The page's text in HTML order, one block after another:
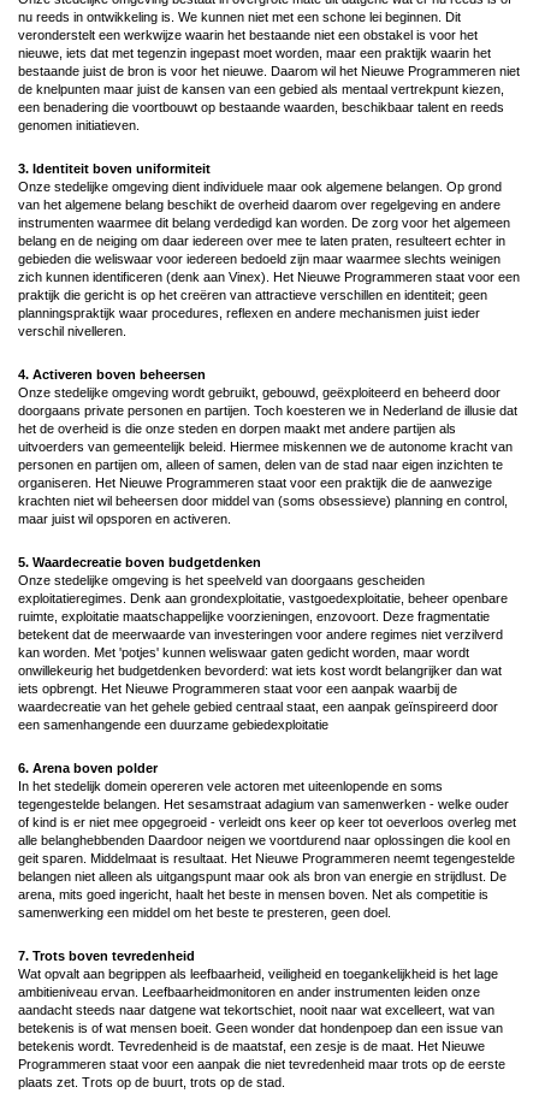
nu reeds in ontwikkeling is. We kunnen niet met een schone lei beginnen. Dit
veronderstelt een werkwijze waarin het bestaande niet een obstakel is voor het
nieuwe, iets dat met tegenzin ingepast moet worden, maar een praktijk waarin het
bestaande juist de bron is voor het nieuwe. Daarom wil het Nieuwe Programmeren niet
de knelpunten maar juist de kansen van een gebied als mentaal vertrekpunt kiezen,
een benadering die voortbouwt op bestaande waarden, beschikbaar talent en reeds
genomen initiatieven.
3. Identiteit boven uniformiteit
Onze stedelijke omgeving dient individuele maar ook algemene belangen. Op grond
van het algemene belang beschikt de overheid daarom over regelgeving en andere
instrumenten waarmee dit belang verdedigd kan worden. De zorg voor het algemeen
belang en de neiging om daar iedereen over mee te laten praten, resulteert echter in
gebieden die weliswaar voor iedereen bedoeld zijn maar waarmee slechts weinigen
zich kunnen identificeren (denk aan Vinex). Het Nieuwe Programmeren staat voor een
praktijk die gericht is op het creëren van attractieve verschillen en identiteit; geen
planningspraktijk waar procedures, reflexen en andere mechanismen juist ieder
verschil nivelleren.
4. Activeren boven beheersen
Onze stedelijke omgeving wordt gebruikt, gebouwd, geëxploiteerd en beheerd door
doorgaans private personen en partijen. Toch koesteren we in Nederland de illusie dat
het de overheid is die onze steden en dorpen maakt met andere partijen als
uitvoerders van gemeentelijk beleid. Hiermee miskennen we de autonome kracht van
personen en partijen om, alleen of samen, delen van de stad naar eigen inzichten te
organiseren. Het Nieuwe Programmeren staat voor een praktijk die de aanwezige
krachten niet wil beheersen door middel van (soms obsessieve) planning en control,
maar juist wil opsporen en activeren.
5. Waardecreatie boven budgetdenken
Onze stedelijke omgeving is het speelveld van doorgaans gescheiden
exploitatieregimes. Denk aan grondexploitatie, vastgoedexploitatie, beheer openbare
ruimte, exploitatie maatschappelijke voorzieningen, enzovoort. Deze fragmentatie
betekent dat de meerwaarde van investeringen voor andere regimes niet verzilverd
kan worden. Met 'potjes' kunnen weliswaar gaten gedicht worden, maar wordt
onwillekeurig het budgetdenken bevorderd: wat iets kost wordt belangrijker dan wat
iets opbrengt. Het Nieuwe Programmeren staat voor een aanpak waarbij de
waardecreatie van het gehele gebied centraal staat, een aanpak geïnspireerd door
een samenhangende een duurzame gebiedexploitatie
6. Arena boven polder
In het stedelijk domein opereren vele actoren met uiteenlopende en soms
tegengestelde belangen. Het sesamstraat adagium van samenwerken - welke ouder
of kind is er niet mee opgegroeid - verleidt ons keer op keer tot oeverloos overleg met
alle belanghebbenden Daardoor neigen we voortdurend naar oplossingen die kool en
geit sparen. Middelmaat is resultaat. Het Nieuwe Programmeren neemt tegengestelde
belangen niet alleen als uitgangspunt maar ook als bron van energie en strijdlust. De
arena, mits goed ingericht, haalt het beste in mensen boven. Net als competitie is
samenwerking een middel om het beste te presteren, geen doel.
7. Trots boven tevredenheid
Wat opvalt aan begrippen als leefbaarheid, veiligheid en toegankelijkheid is het lage
ambitieniveau ervan. Leefbaarheidmonitoren en ander instrumenten leiden onze
aandacht steeds naar datgene wat tekortschiet, nooit naar wat excelleert, wat van
betekenis is of wat mensen boeit. Geen wonder dat hondenpoep dan een issue van
betekenis wordt. Tevredenheid is de maatstaf, een zesje is de maat. Het Nieuwe
Programmeren staat voor een aanpak die niet tevredenheid maar trots op de eerste
plaats zet. Trots op de buurt, trots op de stad.